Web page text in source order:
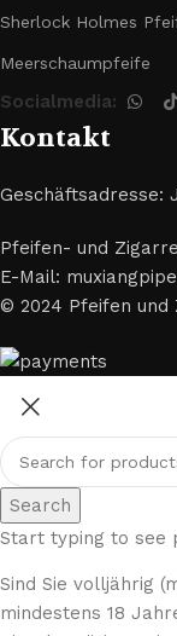
Sherlock Holmes
Meerschaumpfeife
Socialmedia:
Kontakt
Geschäftsadresse:
Pfeifen- und
E-Mail:
© 2024 Pfeifen und
Search
Start typing to see
Sind Sie volljährig
mindestens 18